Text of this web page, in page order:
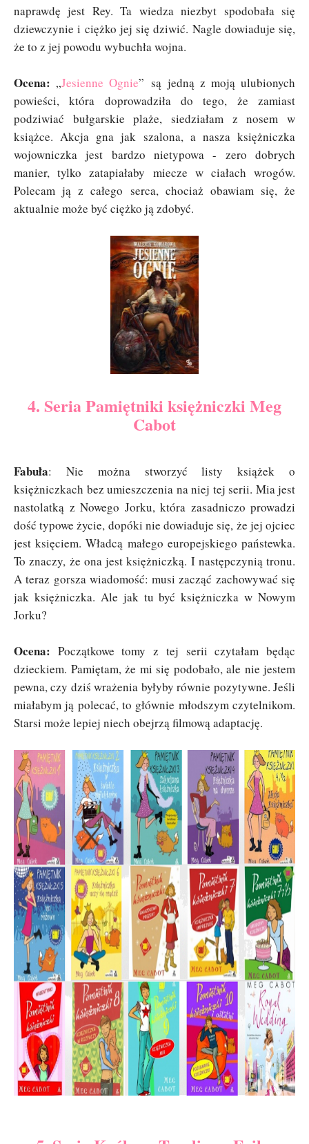
naprawdę jest Rey. Ta wiedza niezbyt spodobała się
dziewczynie i ciężko jej się dziwić. Nagle dowiaduje się,
że to z jej powodu wybuchła wojna.
Ocena: „Jesienne Ognie” są jedną z moją ulubionych
powieści, która doprowadziła do tego, że zamiast
podziwiać bułgarskie plaże, siedziałam z nosem w
książce. Akcja gna jak szalona, a nasza księżniczka
wojowniczka jest bardzo nietypowa - zero dobrych
manier, tylko zatapiałaby miecze w ciałach wrogów.
Polecam ją z całego serca, chociaż obawiam się, że
aktualnie może być ciężko ją zdobyć.
4. Seria Pamiętniki księżniczki Meg
Cabot
Fabuła: Nie można stworzyć listy książek o
księżniczkach bez umieszczenia na niej tej serii. Mia jest
nastolatką z Nowego Jorku, która zasadniczo prowadzi
dość typowe życie, dopóki nie dowiaduje się, że jej ojciec
jest księciem. Władcą małego europejskiego państewka.
To znaczy, że ona jest księżniczką. I następczynią tronu.
A teraz gorsza wiadomość: musi zacząć zachowywać się
jak księżniczka. Ale jak tu być księżniczka w Nowym
Jorku?
Ocena: Początkowe tomy z tej serii czytałam będąc
dzieckiem. Pamiętam, że mi się podobało, ale nie jestem
pewna, czy dziś wrażenia byłyby równie pozytywne. Jeśli
miałabym ją polecać, to głównie młodszym czytelnikom.
Starsi może lepiej niech obejrzą filmową adaptację.